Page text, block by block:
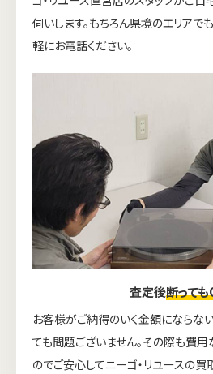
伺いします。もちろん県境のエリアで
軽にお電話ください。
査定後断って
お客様がご納得のいく金額にならな
ても問題ございません。その際も費
のでご安心してニーゴ・リユースの買